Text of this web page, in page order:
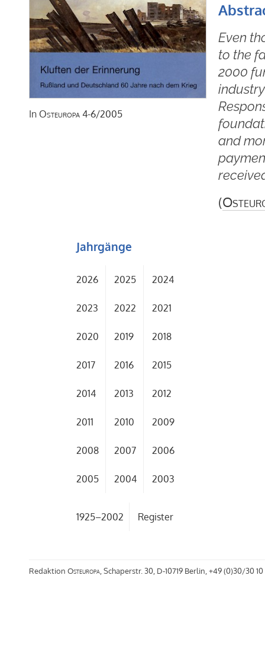
In Osteuropa 4-6/2005
Even
to the
2000
and
(
Jahrgänge
2026 2025 2024
2023 2022 2021
2020 2019 2018
2017 2016 2015
2014 2013 2012
2011 2010 2009
2008 2007 2006
2005 2004 2003
1925–2002 Register
Redaktion Osteuropa, Schaperstr. 30, D-10719 Berlin, +49 (0)30/30